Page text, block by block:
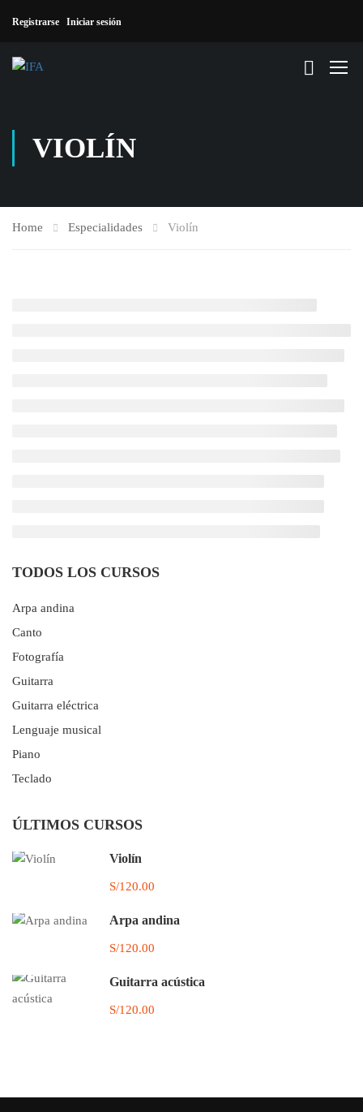
Registrarse Iniciar sesión
VIOLÍN
Home Especialidades Violín
TODOS LOS CURSOS
Arpa andina
Canto
Fotografía
Guitarra
Guitarra eléctrica
Lenguaje musical
Piano
Teclado
ÚLTIMOS CURSOS
Violín
S/120.00
Arpa andina
S/120.00
Guitarra acústica
S/120.00